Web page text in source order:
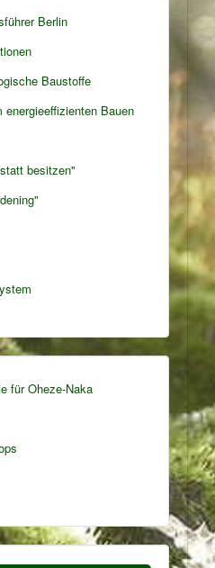
Berlin
Baustoffe
energieeffizienten Bauen
besitzen"
für Oheze-Naka